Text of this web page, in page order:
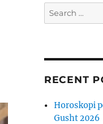
Search
for:
RECENT
Horoskopi
Gusht 2026